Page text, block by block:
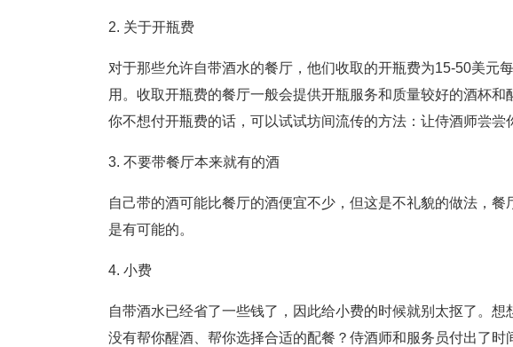
2. 关于开瓶费
对于那些允许自带酒水的餐厅，他们收取的开瓶费为15-50美元
用。收取开瓶费的餐厅一般会提供开瓶服务和质量较好的酒杯
你不想付开瓶费的话，可以试试坊间流传的方法：让侍酒师尝尝
3. 不要带餐厅本来就有的酒
自己带的酒可能比餐厅的酒便宜不少，但这是不礼貌的做法，
是有可能的。
4. 小费
自带酒水已经省了一些钱了，因此给小费的时候就别太抠了。
没有帮你醒酒、帮你选择合适的配餐？侍酒师和服务员付出了